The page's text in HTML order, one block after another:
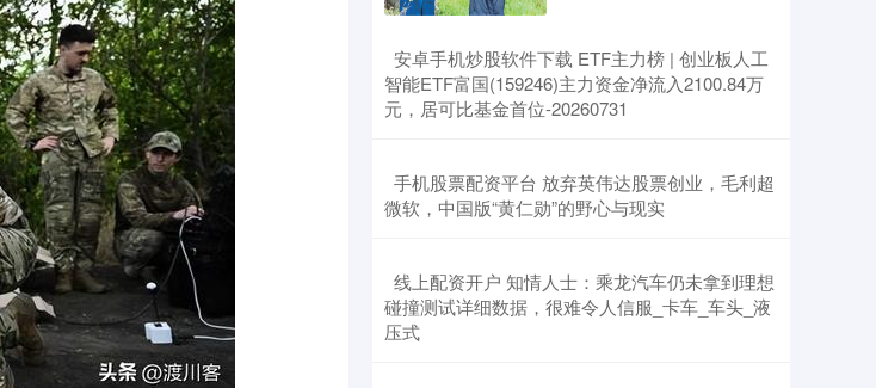
​安卓手机炒股软件下载 ETF主力榜 | 创业板人工
智能ETF富国(159246)主力资金净流入2100.84万
元，居可比基金首位-20260731
​手机股票配资平台 放弃英伟达股票创业，毛利超
微软，中国版“黄仁勋”的野心与现实
​线上配资开户 知情人士：乘龙汽车仍未拿到理想
碰撞测试详细数据，很难令人信服_卡车_车头_液
压式